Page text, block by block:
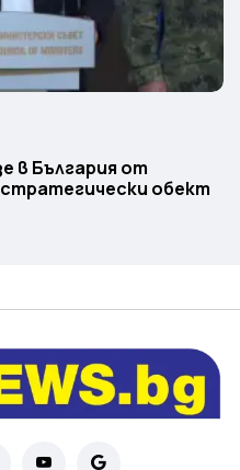
в България от
стратегически обект